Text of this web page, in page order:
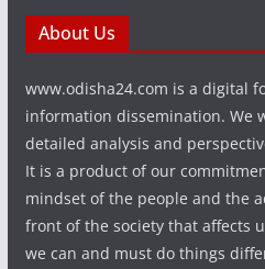
About Us
www.odisha24.com is a digital
information dissemination. We
detailed analysis and
It is a product of our
mindset of the people and the
front of the society that affects
we can and must do things